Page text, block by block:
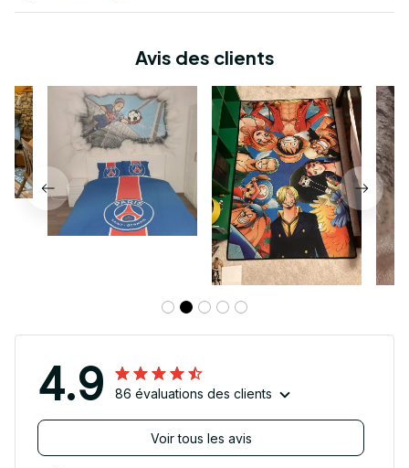
Avis des clients
4.9 86 évaluations des clients
Voir tous les avis